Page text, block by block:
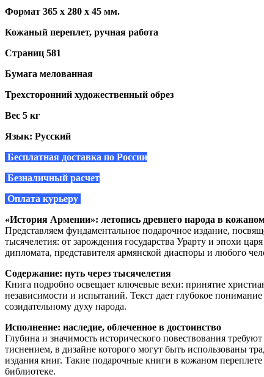
Формат 365 х 280 х 45 мм.
Кожаный переплет, ручная работа
Страниц 581
Бумага мелованная
Трехсторонний художественный обрез
Вес 5 кг
Язык: Русский
Бесплатная доставка по России
Безналичный расчет
Оплата курьеру
«История Армении»: летопись древнего народа в
Представляем фундаментальное подарочное издание,
тысячелетия: от зарождения государства Урарту и эпохи
дипломата, представителя армянской диаспоры и любого
Содержание: путь через тысячелетия
Книга подробно освещает ключевые вехи: принятие
независимости и испытаний. Текст дает глубокое
созидательному духу народа.
Исполнение: наследие, облеченное в достоинство
Глубина и значимость исторического повествования
тиснением, в дизайне которого могут быть использованы
издания книг. Такие подарочные книги в кожаном
библиотеке.